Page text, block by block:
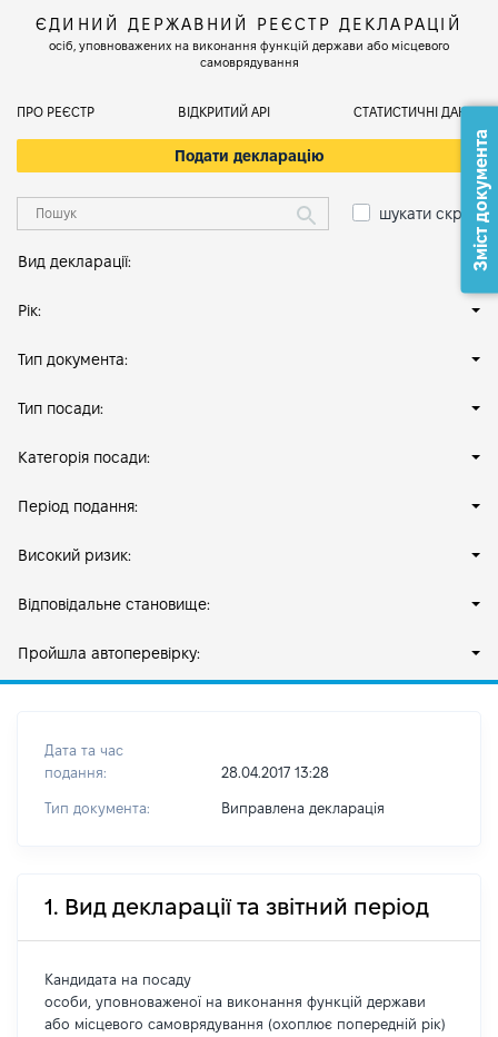
ЄДИНИЙ ДЕРЖАВНИЙ РЕЄСТР ДЕКЛАРАЦІЙ
осіб, уповноважених на виконання функцій держави або місцевого
самоврядування
ПРО РЕЄСТР ВІДКРИТИЙ АРІ СТАТИСТИЧНІ ДАНІ
Подати декларацію
шукати скрізь
Вид декларації:
Рік:
Тип документа:
Тип посади:
Категорія посади:
Період подання:
Високий ризик:
Відповідальне становище:
Пройшла автоперевірку:
Дата та час
подання:
28.04.2017 13:28
Тип документа: Виправлена декларація
1. Вид декларації та звітний період
Кандидата на посаду
особи, уповноваженої на виконання функцій держави
або місцевого самоврядування (охоплює попередній рік)
Зміст документа